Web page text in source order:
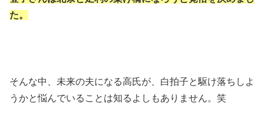
た。
そんな中、未来の夫になる高氏が、白拍子と駆け落ちしよ
うかと悩んでいることは知るよしもありません。笑